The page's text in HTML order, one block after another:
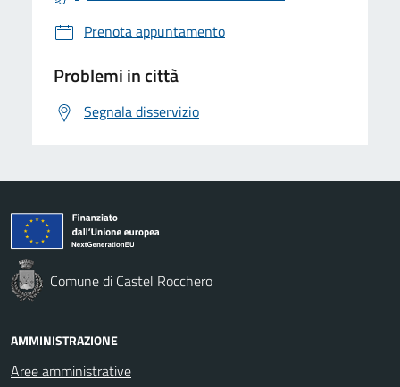
Prenota appuntamento
Problemi in città
Segnala disservizio
Comune di Castel Rocchero
AMMINISTRAZIONE
Aree amministrative